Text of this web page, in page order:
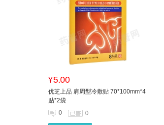
¥5.00
优芝上品 肩周型冷敷贴 70*100mm*4
贴*2袋
0
0